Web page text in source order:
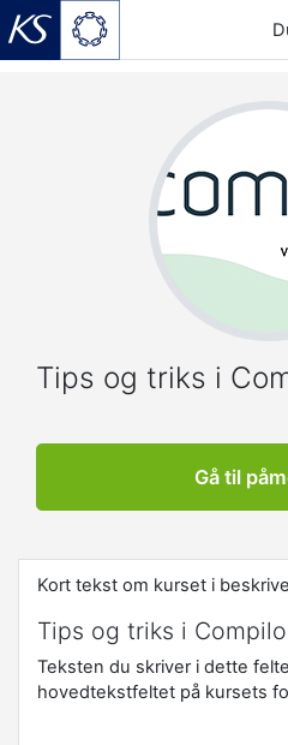
Tips og triks i
Gå til
Kort tekst om kurset i
Tips og triks i
Teksten du skriver i dette
hovedtekstfeltet på kursets